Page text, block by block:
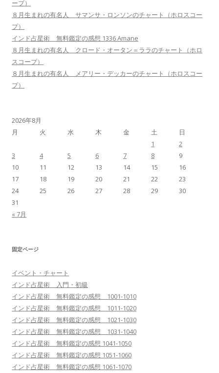
ープ）
８月生まれの有名人 サマンサ・ロンソンのチャート（ホロスコー
プ）
インド占星術 無料鑑定の感想 1336 Amane
８月生まれの有名人 クロード・オータン＝ララのチャート（ホロ
スコープ）
８月生まれの有名人 メアリー・デッカーのチャート（ホロスコー
プ）
2026年8月
月
火 水 木 金 土 日
« 7月
1
2
3
4 5 6 7 8
9
10
11 12 13 14 15
16
17
18 19 20 21 22
23
24
25 26 27 28 29
30
31
固定ページ
イベント・チャート
インド占星術 入門・初級
インド占星術 無料鑑定の感想 1001-1010
インド占星術 無料鑑定の感想 1011-1020
インド占星術 無料鑑定の感想 1021-1030
インド占星術 無料鑑定の感想 1031-1040
インド占星術 無料鑑定の感想 1041-1050
インド占星術 無料鑑定の感想 1051-1060
インド占星術 無料鑑定の感想 1061-1070